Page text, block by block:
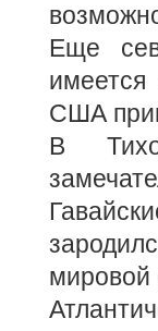
Еще
США
В
мировой